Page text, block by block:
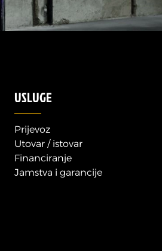
USLUGE
Prijevoz
Utovar / istovar
Financiranje
Jamstva i garancije